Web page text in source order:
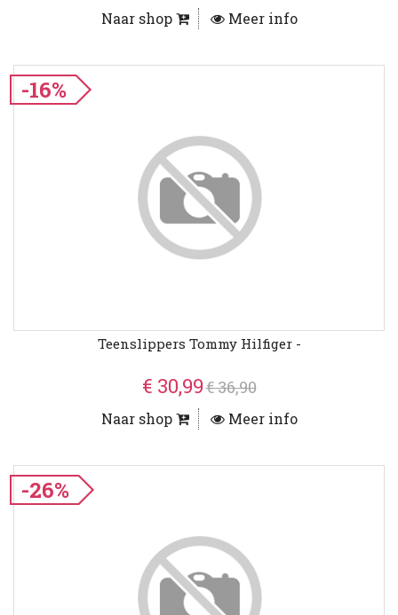
Naar shop Meer info
-16%
Teenslippers Tommy Hilfiger -
€ 30,99€ 36,90
Naar shop Meer info
-26%